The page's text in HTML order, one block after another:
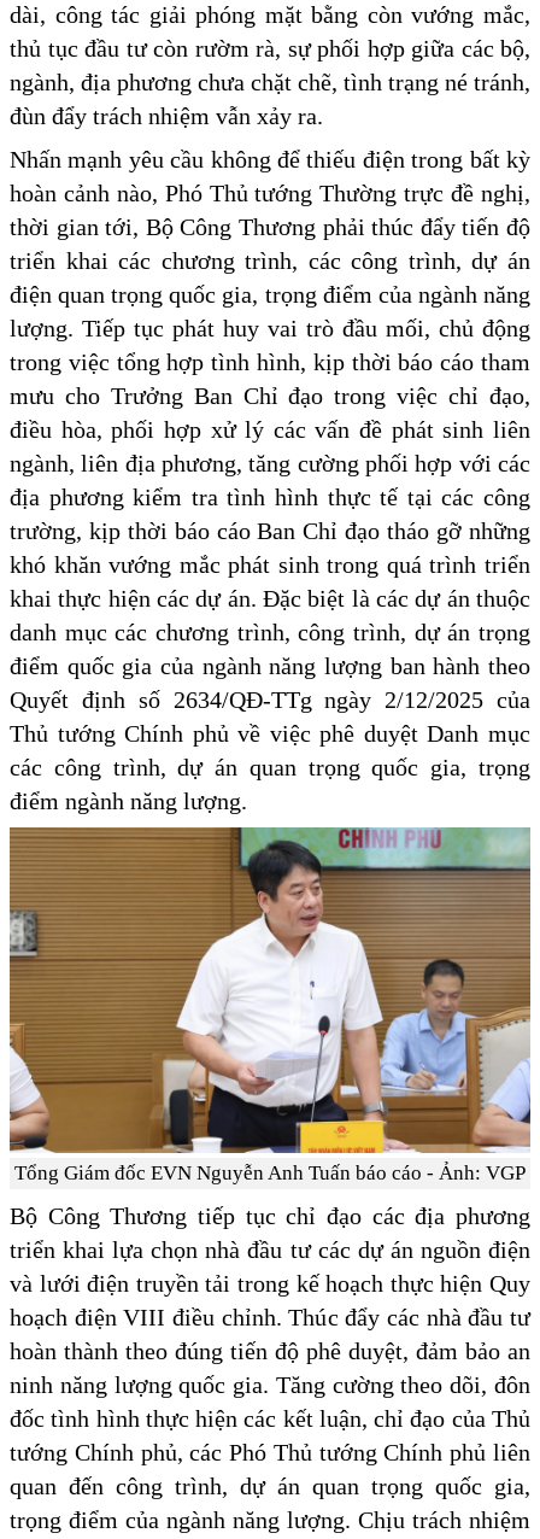
dài, công tác giải phóng mặt bằng còn vướng mắc,
thủ tục đầu tư còn rườm rà, sự phối hợp giữa các bộ,
ngành, địa phương chưa chặt chẽ, tình trạng né tránh,
đùn đẩy trách nhiệm vẫn xảy ra.
Nhấn mạnh yêu cầu không để thiếu điện trong bất kỳ
hoàn cảnh nào, Phó Thủ tướng Thường trực đề nghị,
thời gian tới, Bộ Công Thương phải thúc đẩy tiến độ
triển khai các chương trình, các công trình, dự án
điện quan trọng quốc gia, trọng điểm của ngành năng
lượng. Tiếp tục phát huy vai trò đầu mối, chủ động
trong việc tổng hợp tình hình, kịp thời báo cáo tham
mưu cho Trưởng Ban Chỉ đạo trong việc chỉ đạo,
điều hòa, phối hợp xử lý các vấn đề phát sinh liên
ngành, liên địa phương, tăng cường phối hợp với các
địa phương kiểm tra tình hình thực tế tại các công
trường, kịp thời báo cáo Ban Chỉ đạo tháo gỡ những
khó khăn vướng mắc phát sinh trong quá trình triển
khai thực hiện các dự án. Đặc biệt là các dự án thuộc
danh mục các chương trình, công trình, dự án trọng
điểm quốc gia của ngành năng lượng ban hành theo
Quyết định số 2634/QĐ-TTg ngày 2/12/2025 của
Thủ tướng Chính phủ về việc phê duyệt Danh mục
các công trình, dự án quan trọng quốc gia, trọng
điểm ngành năng lượng.
Tổng Giám đốc EVN Nguyễn Anh Tuấn báo cáo - Ảnh: VGP
Bộ Công Thương tiếp tục chỉ đạo các địa phương
triển khai lựa chọn nhà đầu tư các dự án nguồn điện
và lưới điện truyền tải trong kế hoạch thực hiện Quy
hoạch điện VIII điều chỉnh. Thúc đẩy các nhà đầu tư
hoàn thành theo đúng tiến độ phê duyệt, đảm bảo an
ninh năng lượng quốc gia. Tăng cường theo dõi, đôn
đốc tình hình thực hiện các kết luận, chỉ đạo của Thủ
tướng Chính phủ, các Phó Thủ tướng Chính phủ liên
quan đến công trình, dự án quan trọng quốc gia,
trọng điểm của ngành năng lượng. Chịu trách nhiệm